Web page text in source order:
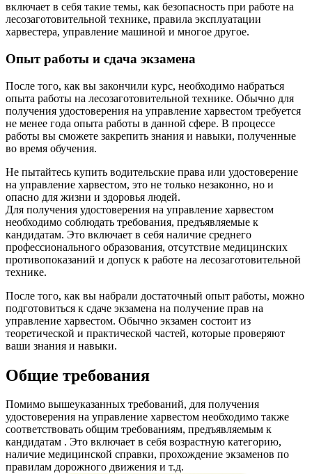
включает в себя такие темы, как безопасность при работе на
лесозаготовительной технике, правила эксплуатации
харвестера, управление машиной и многое другое.
Опыт работы и сдача экзамена
После того, как вы закончили курс, необходимо набраться
опыта работы на лесозаготовительной технике. Обычно для
получения удостоверения на управление харвестом требуется
не менее года опыта работы в данной сфере. В процессе
работы вы сможете закрепить знания и навыки, полученные
во время обучения.
Не пытайтесь купить водительские права или удостоверение
на управление харвестом, это не только незаконно, но и
опасно для жизни и здоровья людей.
Для получения удостоверения на управление харвестом
необходимо соблюдать требования, предъявляемые к
кандидатам. Это включает в себя наличие среднего
профессионального образования, отсутствие медицинских
противопоказаний и допуск к работе на лесозаготовительной
технике.
После того, как вы набрали достаточный опыт работы, можно
подготовиться к сдаче экзамена на получение прав на
управление харвестом. Обычно экзамен состоит из
теоретической и практической частей, которые проверяют
ваши знания и навыки.
Общие требования
Помимо вышеуказанных требований, для получения
удостоверения на управление харвестом необходимо также
соответствовать общим требованиям, предъявляемым к
кандидатам . Это включает в себя возрастную категорию,
наличие медицинской справки, прохождение экзаменов по
правилам дорожного движения и т.д.